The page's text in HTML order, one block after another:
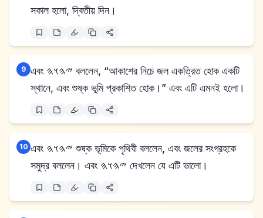
সকাল হলো, দ্বিতীয় দিন।
9 এবং 𐤉𐤄𐤅𐤄 বললেন, “আকাশের নিচে জল একত্রিত হোক একটি
স্থানে, এবং শুষ্ক ভূমি প্রকাশিত হোক।” এবং এটি এমনই হলো।
10 এবং 𐤉𐤄𐤅𐤄 শুষ্ক ভূমিকে পৃথিবী বললেন, এবং জলের সংগ্রহকে
সমুদ্র বললেন। এবং 𐤉𐤄𐤅𐤄 দেখলেন যে এটি ভালো।